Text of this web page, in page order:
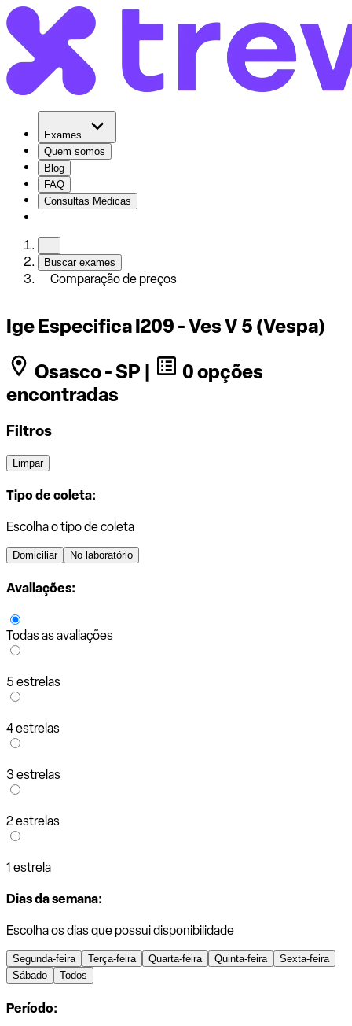
Exames
Quem somos
Blog
FAQ
Consultas Médicas
Buscar exames
Comparação de preços
Ige Especifica I209 - Ves V 5 (Vespa)
Osasco - SP |
0 opções
encontradas
Filtros
Limpar
Tipo de coleta:
Escolha o tipo de coleta
Domiciliar No laboratório
Avaliações:
Todas as avaliações
5 estrelas
4 estrelas
3 estrelas
2 estrelas
1 estrela
Dias da semana:
Escolha os dias que possui disponibilidade
Segunda-feira Terça-feira Quarta-feira Quinta-feira
Sexta-feira
Sábado
Todos
Período: